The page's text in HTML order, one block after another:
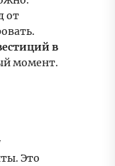
от
в
момент.
Это